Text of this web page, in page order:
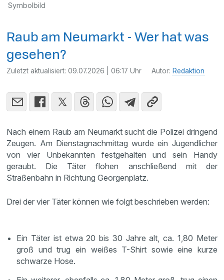
Symbolbild
Raub am Neumarkt - Wer hat was
gesehen?
Zuletzt aktualisiert:09.07.2026 | 06:17 Uhr Autor: Redaktion
Nach einem Raub am Neumarkt sucht die Polizei dringend
Zeugen. Am Dienstagnachmittag wurde ein Jugendlicher
von vier Unbekannten festgehalten und sein Handy
geraubt. Die Täter flohen anschließend mit der
Straßenbahn in Richtung Georgenplatz.
Drei der vier Täter können wie folgt beschrieben werden:
Ein Täter ist etwa 20 bis 30 Jahre alt, ca. 1,80 Meter
groß und trug ein weißes T-Shirt sowie eine kurze
schwarze Hose.